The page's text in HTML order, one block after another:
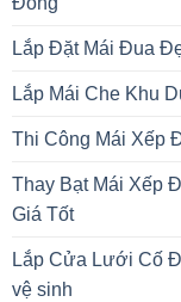
Lắp Đặt Mái Đua
Lắp Mái Che Khu
Thi Công Mái Xếp
Thay Bạt Mái Xếp
Giá Tốt
Lắp Cửa Lưới Cố
vệ sinh